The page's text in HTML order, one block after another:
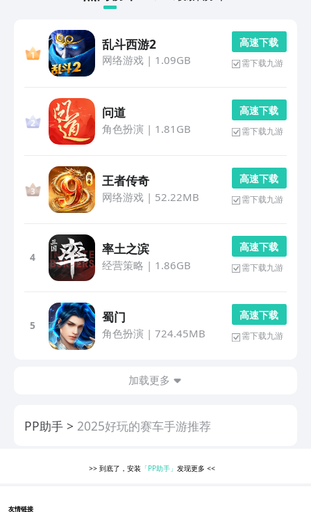
乱斗西游2
网络游戏| 1.09GB
高 速 下 载
需下载九游
问道
角色扮演 | 1.81GB
高 速 下 载
需下载九游
王者传奇
网络游戏| 52.22MB
高 速 下 载
需下载九游
4
率土之滨
经营策略 | 1.86GB
高 速 下 载
需下载九游
5
蜀门
角色扮演 | 724.45MB
高 速 下 载
需下载九游
加载更多
PP助手 2025好玩的赛车手游推荐
>> 到底了，安装 「PP助手」 发现更多<<
友情链接